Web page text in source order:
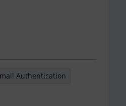
Authentication